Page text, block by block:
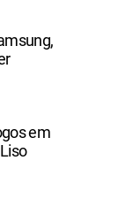
em